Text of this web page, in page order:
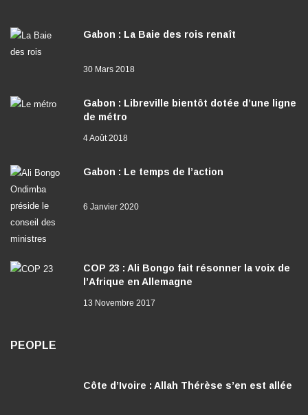
Gabon : La Baie des rois renaît
30 Mars 2018
Gabon : Libreville bientôt dotée d’une ligne
de métro
4 Août 2018
Gabon : Le temps de l’action
6 Janvier 2020
COP 23 : Ali Bongo fait résonner la voix de
l’Afrique en Allemagne
13 Novembre 2017
PEOPLE
Côte d’Ivoire : Allah Thérèse s’en est allée